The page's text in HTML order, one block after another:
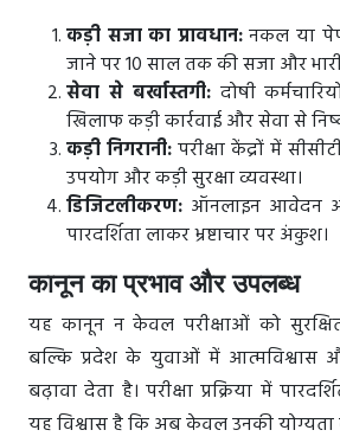
कड़ी सजा का प्रावधान:नकल या
जाने पर 10 साल तक की सजा और भारी
सेवा से बर्खास्तगी:दोषी
खिलाफ कड़ी कार्रवाई और सेवा से
कड़ी निगरानी:परीक्षा केंद्रों में
उपयोग और कड़ी सुरक्षा व्यवस्था।
डिजिटलीकरण: ऑनलाइन आवेदन
पारदर्शिता लाकर भ्रष्टाचार पर अंकुश।
कानून का प्रभाव और उपलब्ध
यह कानून न केवल परीक्षाओं को
बल्कि प्रदेश के युवाओं में आत्मविश्वास
बढ़ावा देता है। परीक्षा प्रक्रिया में
यह विश्वास है कि अब केवल उनकी योग्यता